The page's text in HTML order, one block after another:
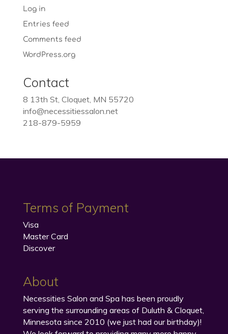
Log in
Entries feed
Comments feed
WordPress.org
Contact
8 13th St, Cloquet, MN 55720
info@necessitiessalon.net
218-879-5959
Terms of Payment
Visa
Master Card
Discover
About
Necessities Salon and Spa has been proudly
serving the surrounding areas of Duluth & Cloquet,
Minnesota since 2010 (we just had our birthday)!